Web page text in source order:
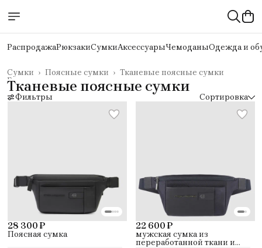
РаспродажаРюкзакиСумкиАксессуарыЧемоданыОдежда и
Тканевые поясные сумки
Поясные сумки ›
Сумки ›
Главная
Тканевые поясные сумки
Фильтры Сортировка
28 300 ₽
Поясная сумка
22 600 ₽
мужская сумка из
переработанной ткани и